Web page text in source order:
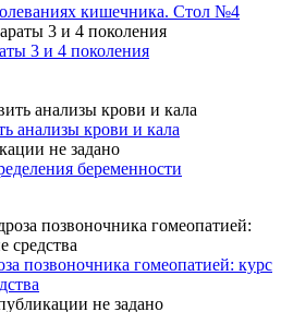
кишечника. Стол №4
3 и 4 поколения
анализы крови и кала
беременности
позвоночника гомеопатией: курс